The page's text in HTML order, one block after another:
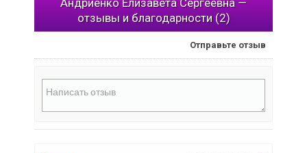
Андриенко Елизавета Сергеевна —
отзывы и благодарности (2)
Отправьте отзыв